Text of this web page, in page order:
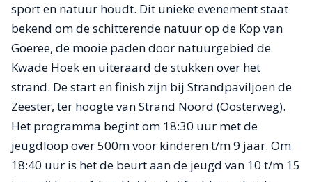
sport en natuur houdt. Dit unieke evenement staat
bekend om de schitterende natuur op de Kop van
Goeree, de mooie paden door natuurgebied de
Kwade Hoek en uiteraard de stukken over het
strand. De start en finish zijn bij Strandpaviljoen de
Zeester, ter hoogte van Strand Noord (Oosterweg).
Het programma begint om 18:30 uur met de
jeugdloop over 500m voor kinderen t/m 9 jaar. Om
18:40 uur is het de beurt aan de jeugd van 10 t/m 15